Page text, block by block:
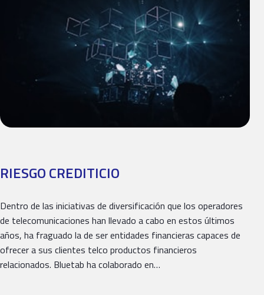
RIESGO CREDITICIO
Dentro de las iniciativas de diversificación que los operadores
de telecomunicaciones han llevado a cabo en estos últimos
años, ha fraguado la de ser entidades financieras capaces de
ofrecer a sus clientes telco productos financieros
relacionados. Bluetab ha colaborado en…